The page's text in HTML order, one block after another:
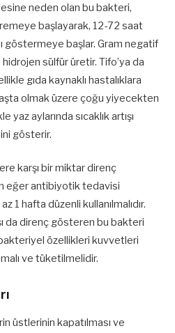
neden olan bu bakteri,
başlayarak, 12-72 saat
göstermeye başlar. Gram negatif
hidrojen sülfür üretir. Tifo’ya da
gıda kaynaklı hastalıklara
olmak üzere çoğu yiyecekten
yaz aylarında sıcaklık artışı
gösterir.
karşı bir miktar direnç
eğer antibiyotik tedavisi
1 hafta düzenli kullanılmalıdır.
da direnç gösteren bu bakteri
özellikleri kuvvetleri
ve tüketilmelidir.
üstlerinin kapatılması ve